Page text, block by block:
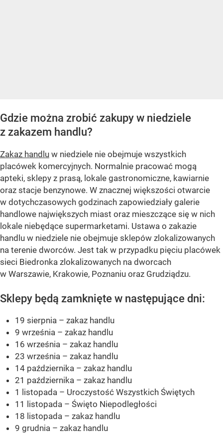
Gdzie można zrobić zakupy w niedziele
z zakazem handlu?
Zakaz handlu w niedziele nie obejmuje wszystkich
placówek komercyjnych. Normalnie pracować mogą
apteki, sklepy z prasą, lokale gastronomiczne, kawiarnie
oraz stacje benzynowe. W znacznej większości otwarcie
w dotychczasowych godzinach zapowiedziały galerie
handlowe największych miast oraz mieszczące się w nich
lokale niebędące supermarketami. Ustawa o zakazie
handlu w niedziele nie obejmuje sklepów zlokalizowanych
na terenie dworców. Jest tak w przypadku pięciu placówek
sieci Biedronka zlokalizowanych na dworcach
w Warszawie, Krakowie, Poznaniu oraz Grudziądzu.
Sklepy będą zamknięte w następujące dni:
19 sierpnia – zakaz handlu
9 września – zakaz handlu
16 września – zakaz handlu
23 września – zakaz handlu
14 października – zakaz handlu
21 października – zakaz handlu
1 listopada – Uroczystość Wszystkich Świętych
11 listopada – Święto Niepodległości
18 listopada – zakaz handlu
9 grudnia – zakaz handlu